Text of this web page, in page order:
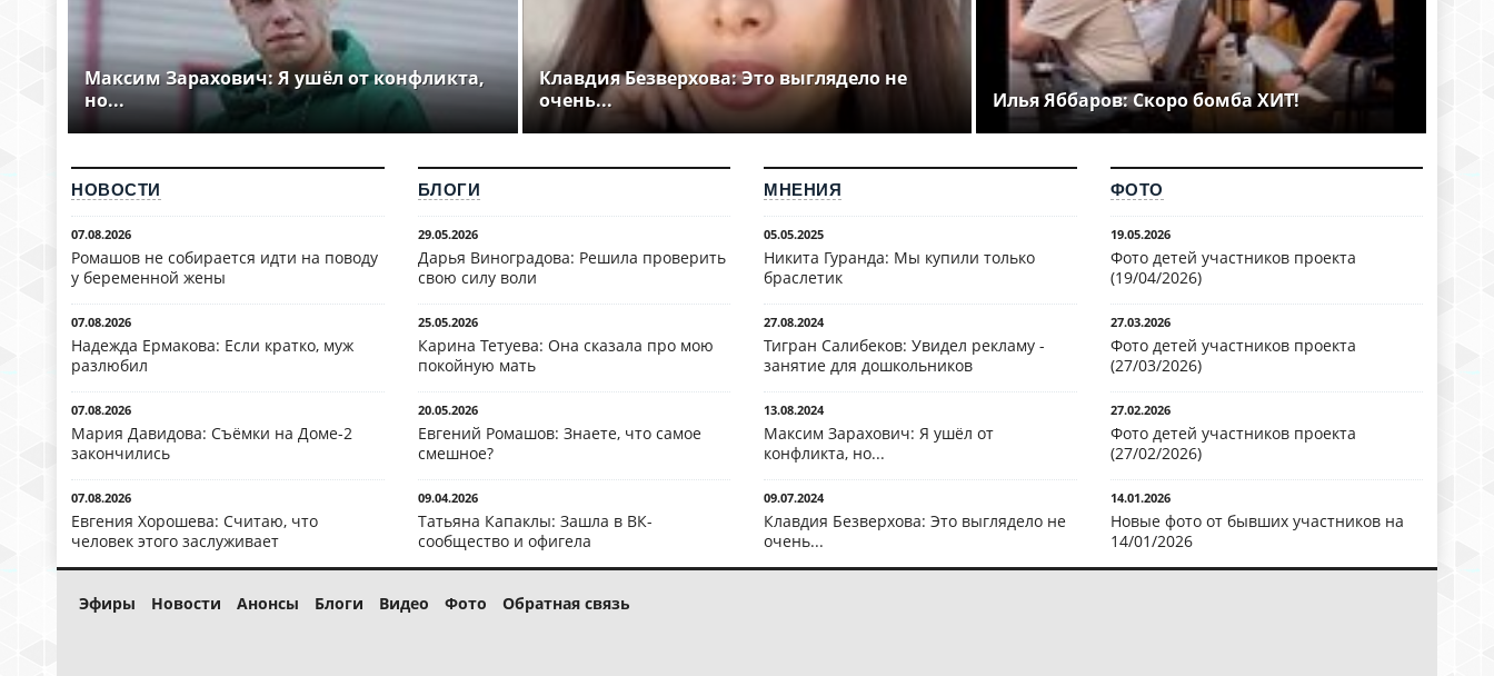
Максим Зарахович: Я ушёл от конфликта,
но...
Клавдия Безверхова: Это выглядело не
очень...
Илья Яббаров: Скоро бомба ХИТ!
НОВОСТИ
07.08.2026
Ромашов не собирается идти на поводу
у беременной жены
07.08.2026
Надежда Ермакова: Если кратко, муж
разлюбил
07.08.2026
Мария Давидова: Съёмки на Доме-2
закончились
07.08.2026
Евгения Хорошева: Считаю, что
человек этого заслуживает
БЛОГИ
29.05.2026
Дарья Виноградова: Решила проверить
свою силу воли
25.05.2026
Карина Тетуева: Она сказала про мою
покойную мать
20.05.2026
Евгений Ромашов: Знаете, что самое
смешное?
09.04.2026
Татьяна Капаклы: Зашла в ВК-
сообщество и офигела
МНЕНИЯ
05.05.2025
Никита Гуранда: Мы купили только
браслетик
27.08.2024
Тигран Салибеков: Увидел рекламу -
занятие для дошкольников
13.08.2024
Максим Зарахович: Я ушёл от
конфликта, но...
09.07.2024
Клавдия Безверхова: Это выглядело не
очень...
ФОТО
19.05.2026
Фото детей участников проекта
(19/04/2026)
27.03.2026
Фото детей участников проекта
(27/03/2026)
27.02.2026
Фото детей участников проекта
(27/02/2026)
14.01.2026
Новые фото от бывших участников на
14/01/2026
Эфиры Новости Анонсы Блоги Видео Фото Обратная связь